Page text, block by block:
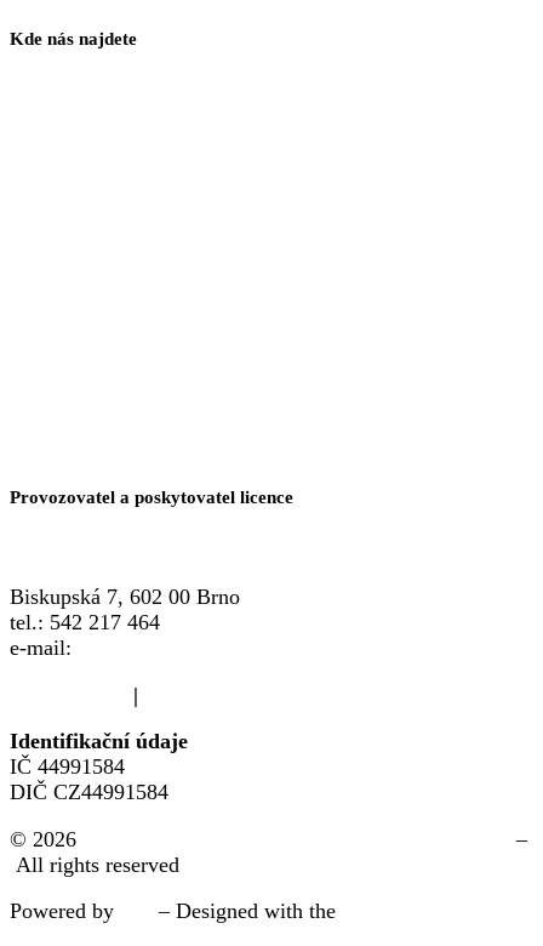
Kde nás najdete
Provozovatel a poskytovatel licence
Biskupská 7, 602 00 Brno
tel.: 542 217 464
e-mail:
|
Identifikační údaje
IČ 44991584
DIČ CZ44991584
© 2026
–
All rights reserved
Powered by
– Designed with the